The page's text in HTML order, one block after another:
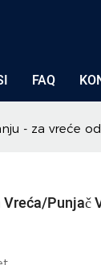
FAQ
- za vreće
punjač